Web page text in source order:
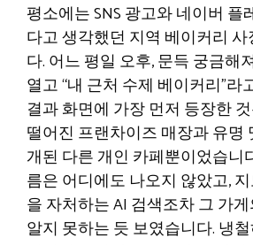
평소에는 SNS 광고와 네이버 플
다고 생각했던 지역 베이커리
다. 어느 평일 오후, 문득 궁금해
열고 “내 근처 수제 베이커리”라
결과 화면에 가장 먼저 등장한
떨어진 프랜차이즈 매장과 유명
개된 다른 개인 카페뿐이었습니
름은 어디에도 나오지 않았고,
을 자처하는 AI 검색조차 그 가
알지 못하는 듯 보였습니다. 냉